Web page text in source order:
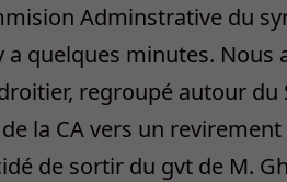
Adminstrative du
a quelques minutes. Nous
regroupé autour du
la CA vers un
de sortir du gvt de M.